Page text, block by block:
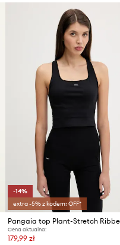
-14%
extra -5% z kodem: OFF*
Cena aktualna:
179,99 zł